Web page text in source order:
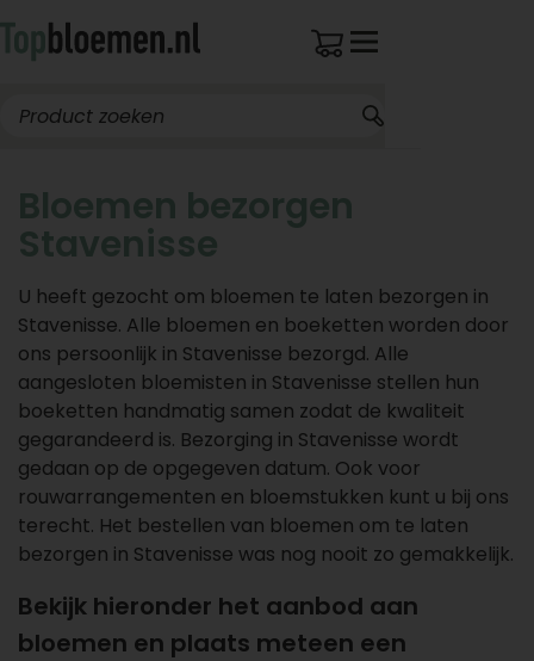
Bloemen bezorgen
Stavenisse
U heeft gezocht om bloemen te laten bezorgen in
Stavenisse. Alle bloemen en boeketten worden door
ons persoonlijk in Stavenisse bezorgd. Alle
aangesloten bloemisten in Stavenisse stellen hun
boeketten handmatig samen zodat de kwaliteit
gegarandeerd is. Bezorging in Stavenisse wordt
gedaan op de opgegeven datum. Ook voor
rouwarrangementen en bloemstukken kunt u bij ons
terecht. Het bestellen van bloemen om te laten
bezorgen in Stavenisse was nog nooit zo gemakkelijk.
Bekijk hieronder het aanbod aan
bloemen en plaats meteen een